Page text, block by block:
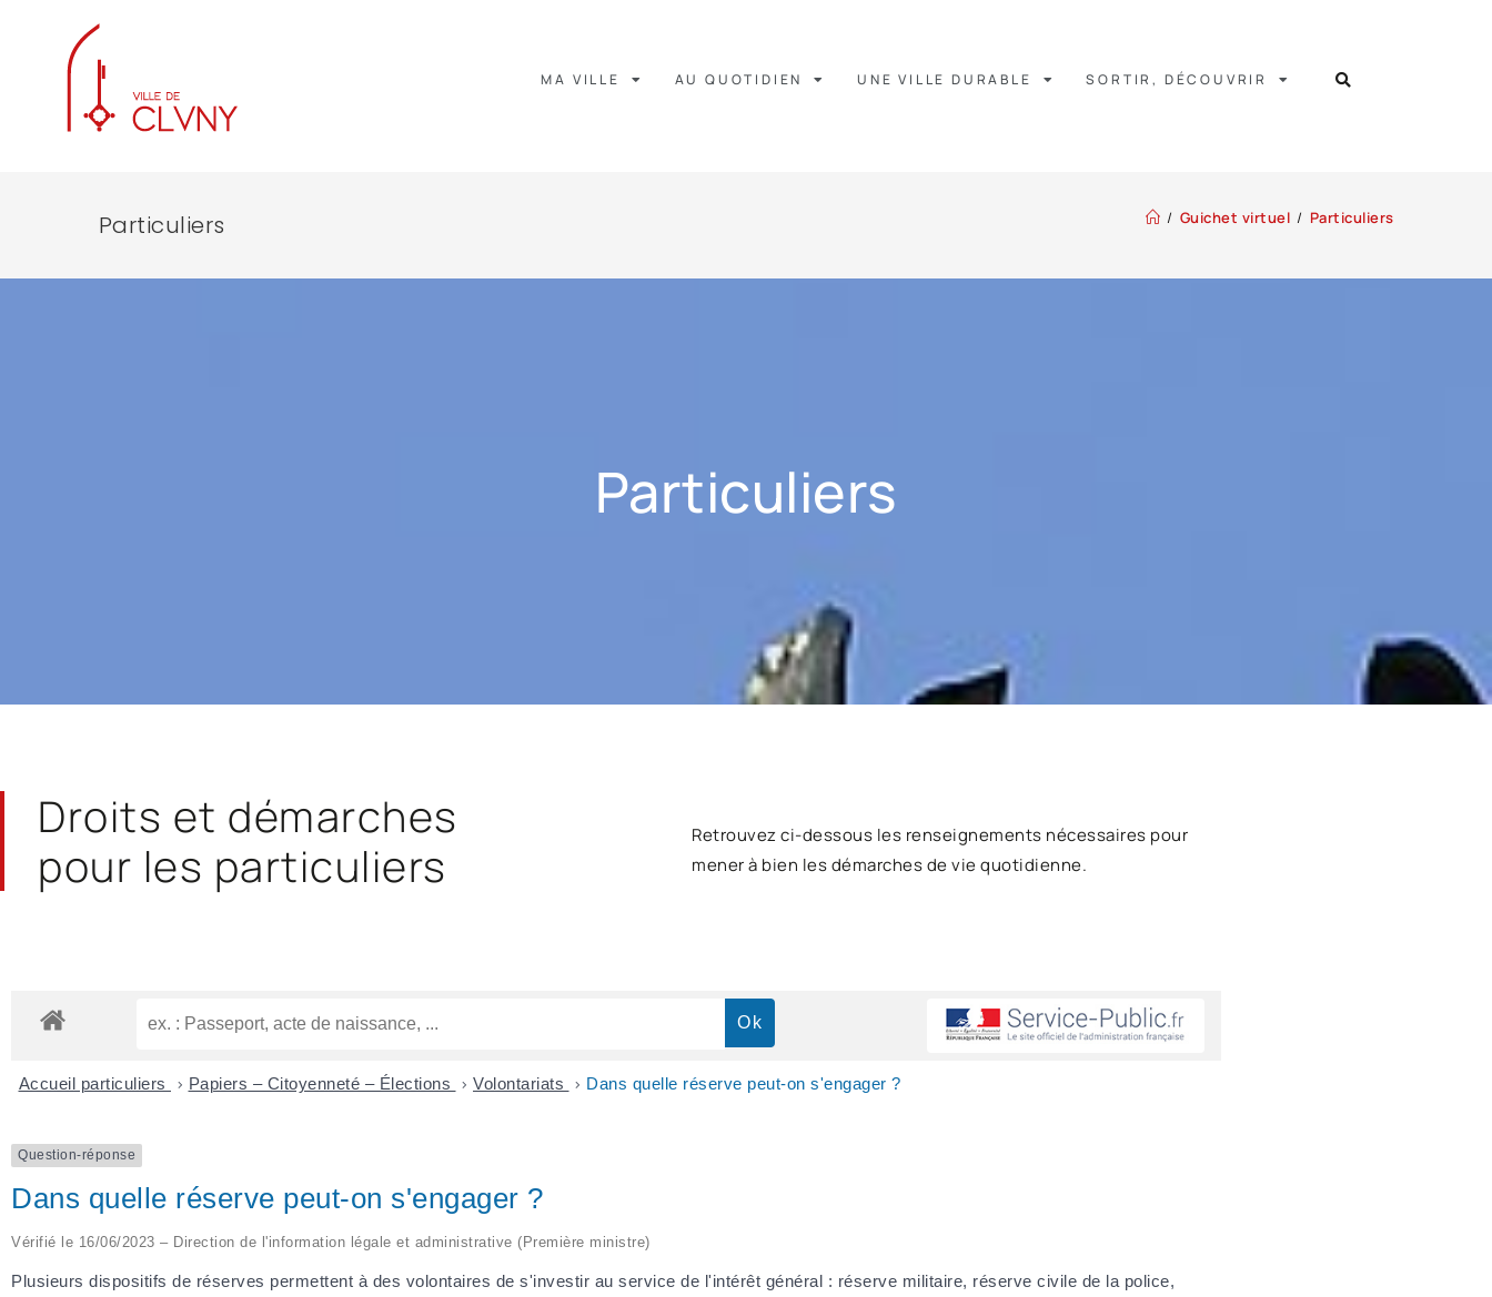
MA VILLE AU QUOTIDIEN UNE VILLE DURABLE SORTIR, DÉCOUVRIR
Particuliers / Guichet virtuel / Particuliers
Particuliers
Droits et démarches
pour les particuliers
Retrouvez ci-dessous les renseignements nécessaires pour
mener à bien les démarches de vie quotidienne.
Accueil particuliers > Papiers – Citoyenneté – Élections > Volontariats > Dans quelle réserve peut-on s'engager ?
Question-réponse
Dans quelle réserve peut-on s'engager ?
Vérifié le 16/06/2023 – Direction de l'information légale et administrative (Première ministre)
Plusieurs dispositifs de réserves permettent à des volontaires de s'investir au service de l'intérêt général : réserve militaire, réserve civile de la police,